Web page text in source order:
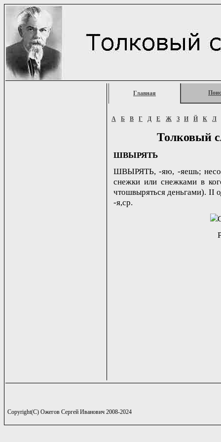
Главная
А Б В Г Д Е Ж З И Й К Л
Толковый
ШВЫРЯТЬ
ШВЫРЯТЬ, -яю, -яешь;
снежки или снежками в
чтошвыряться деньгами). II
-я,ср.
Copyright(C) Ожегов Сергей Иванович 2008-2024